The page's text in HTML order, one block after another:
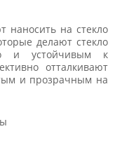
наносить на стекло
делают стекло
и устойчивым к
отталкивают
и прозрачным на